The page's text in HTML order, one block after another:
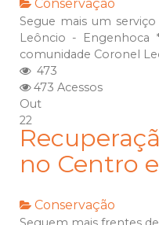
Conservação
Segue mais um serviço
Leôncio - Engenhoca
comunidade Coronel
473
473 Acessos
Out
22
no Centro
Conservação